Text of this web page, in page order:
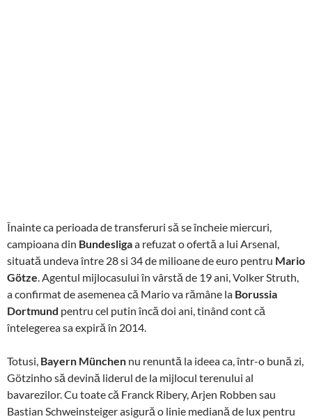
Înainte ca perioada de transferuri să se încheie miercuri,
campioana din Bundesligaa refuzat o ofertă a lui Arsenal,
situată undeva între 28 si 34 de milioane de euro pentru Mario
Götze. Agentul mijlocasului în vârstă de 19 ani, Volker Struth,
a confirmat de asemenea că Mario va rămâne la Borussia
Dortmund pentru cel putin încă doi ani, tinând cont că
întelegerea sa expiră în 2014.
Totusi, Bayern München nu renuntă la ideea ca, într-o bună zi,
Götzinho să devină liderul de la mijlocul terenului al
bavarezilor. Cu toate că Franck Ribery, Arjen Robben sau
Bastian Schweinsteiger asigură o linie mediană de lux pentru